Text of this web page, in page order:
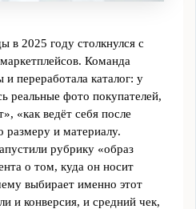
в 2025 году столкнулся с
Команда
и переработала каталог: у
реальные фото покупателей,
«как ведёт себя после
размеру и материалу.
рубрику «образ
о том, куда он носит
выбирает именно этот
и конверсия, и средний чек,